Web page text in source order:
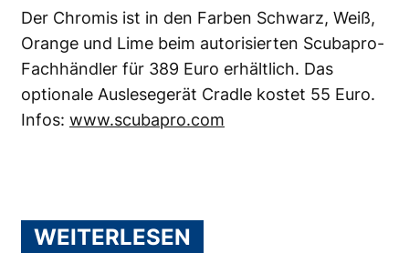
Der Chromis ist in den Farben Schwarz, Weiß,
Orange und Lime beim autorisierten Scubapro-
Fachhändler für 389 Euro erhältlich. Das
optionale Auslesegerät Cradle kostet 55 Euro.
Infos: www.scubapro.com
WEITERLESEN